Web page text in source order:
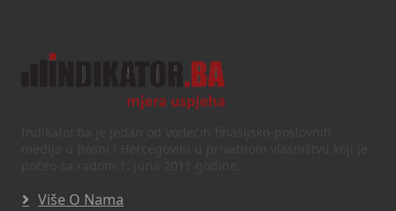
Više O Nama